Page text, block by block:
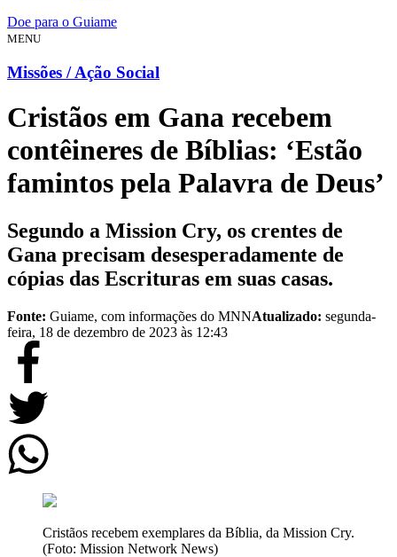
Doe para o Guiame
MENU
Missões / Ação Social
Cristãos em Gana recebem
contêineres de Bíblias: ‘Estão
famintos pela Palavra de Deus’
Segundo a Mission Cry, os crentes de
Gana precisam desesperadamente de
cópias das Escrituras em suas casas.
Fonte: Guiame, com informações do MNNAtualizado: segunda-
feira, 18 de dezembro de 2023 às 12:43
Cristãos recebem exemplares da Bíblia, da Mission Cry.
(Foto: Mission Network News)